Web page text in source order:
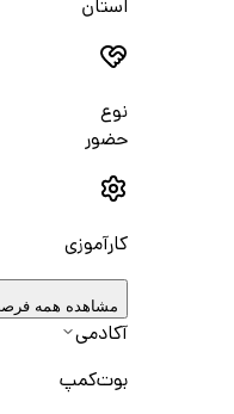
استان
نوع
حضور
کارآموزی
مشاهده همه
آکادمی
بوت‌کمپ